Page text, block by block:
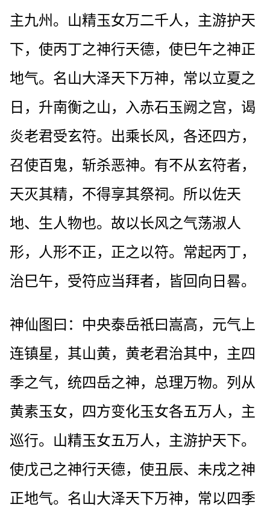
主九州。山精玉女万二千人，主游护天
下，使丙丁之神行天德，使巳午之神正
地气。名山大泽天下万神，常以立夏之
日，升南衡之山，入赤石玉阙之宫，谒
炎老君受玄符。出乘长风，各还四方，
召使百鬼，斩杀恶神。有不从玄符者，
天灭其精，不得享其祭祠。所以佐天
地、生人物也。故以长风之气荡淑人
形，人形不正，正之以符。常起丙丁，
治巳午，受符应当拜者，皆回向日晷。
神仙图曰：中央泰岳祇曰嵩高，元气上
连镇星，其山黄，黄老君治其中，主四
季之气，统四岳之神，总理万物。列从
黄素玉女，四方变化玉女各五万人，主
巡行。山精玉女五万人，主游护天下。
使戊己之神行天德，使丑辰、未戌之神
正地气。名山大泽天下万神，常以四季